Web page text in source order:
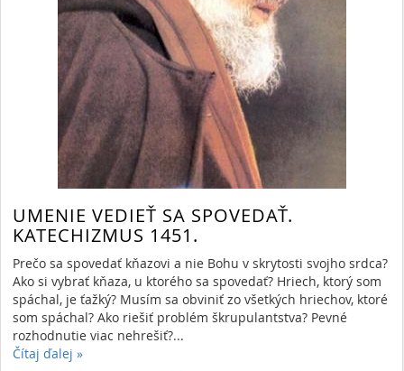
UMENIE VEDIEŤ SA SPOVEDAŤ.
KATECHIZMUS 1451.
Prečo sa spovedať kňazovi a nie Bohu v skrytosti svojho srdca?
Ako si vybrať kňaza, u ktorého sa spovedať? Hriech, ktorý som
spáchal, je ťažký? Musím sa obviniť zo všetkých hriechov, ktoré
som spáchal? Ako riešiť problém škrupulantstva? Pevné
rozhodnutie viac nehrešiť?...
Čítaj ďalej »